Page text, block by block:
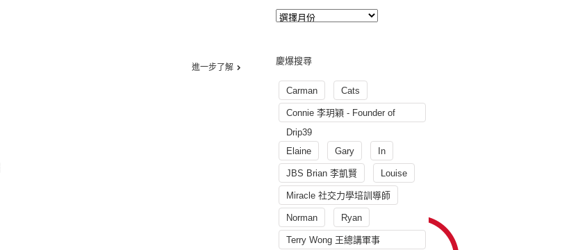
進一步了解
慶爆搜尋
Carman Cats
Connie 李玥穎 - Founder of
Drip39
Elaine
Gary In
JBS Brian 李凱賢 Louise
Miracle 社交力學培訓導師
Norman Ryan
Terry Wong 王總講軍事